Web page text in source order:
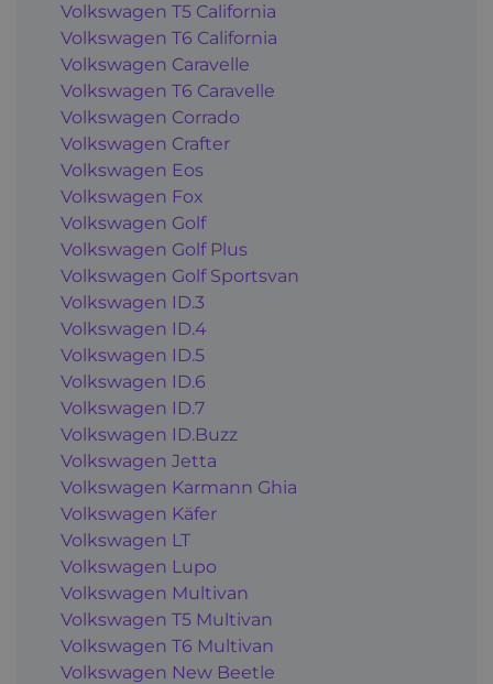
Volkswagen T5 California
Volkswagen T6 California
Volkswagen Caravelle
Volkswagen T6 Caravelle
Volkswagen Corrado
Volkswagen Crafter
Volkswagen Eos
Volkswagen Fox
Volkswagen Golf
Volkswagen Golf Plus
Volkswagen Golf Sportsvan
Volkswagen ID.3
Volkswagen ID.4
Volkswagen ID.5
Volkswagen ID.6
Volkswagen ID.7
Volkswagen ID.Buzz
Volkswagen Jetta
Volkswagen Karmann Ghia
Volkswagen Käfer
Volkswagen LT
Volkswagen Lupo
Volkswagen Multivan
Volkswagen T5 Multivan
Volkswagen T6 Multivan
Volkswagen New Beetle